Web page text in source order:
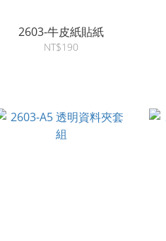
2603-牛皮紙貼紙
NT$190